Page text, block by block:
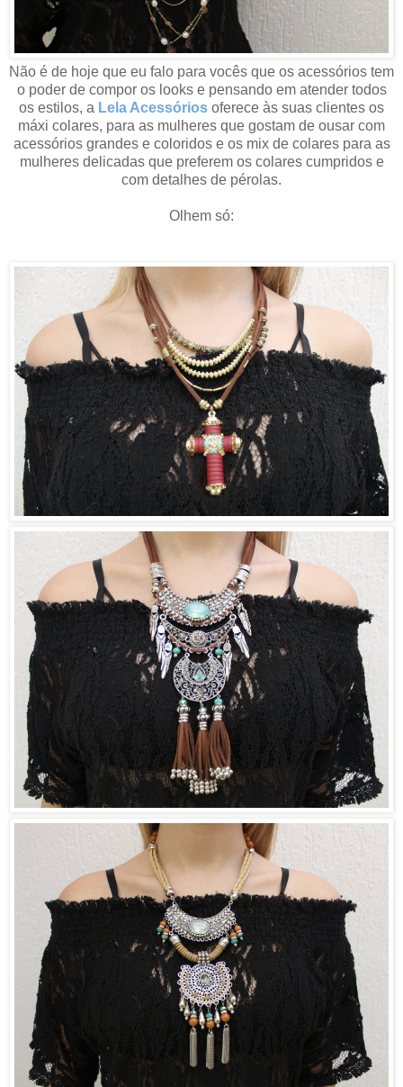
Não é de hoje que eu falo para vocês que os acessórios tem
o poder de compor os looks e pensando em atender todos
os estilos, a Lela Acessórios oferece às suas clientes os
máxi colares, para as mulheres que gostam de ousar com
acessórios grandes e coloridos e os mix de colares para as
mulheres delicadas que preferem os colares cumpridos e
com detalhes de pérolas.
Olhem só: